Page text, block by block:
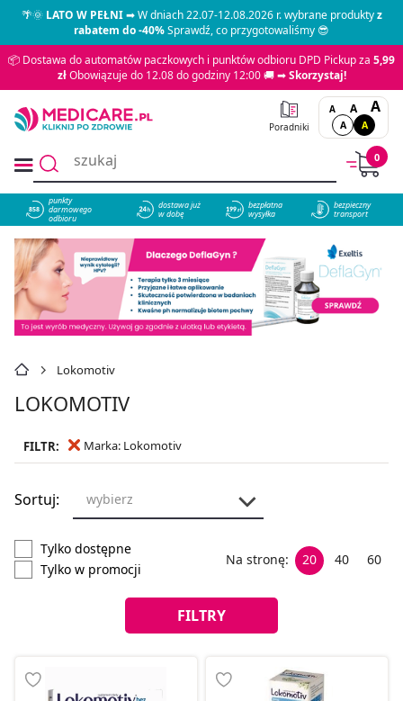
🌴🌞LATO W PEŁNI➡ W dniach 22.07-12.08.2026 r. wybrane produktyz
rabatem do -40%Sprawdź, co przygotowaliśmy 😎
📦 Dostawa do automatów paczkowych i punktów odbioru DPD Pickup za 5,99
złObowiązuje do 12.08 do godziny 12:00 🚚 ➡Skorzystaj!
Poradniki
A A A
A A
0
858
punkty
darmowego
odbioru
dostawa już
w dobę
bezpłatna
wysyłka
bezpieczny
transport
Lokomotiv
LOKOMOTIV
FILTR: Marka: Lokomotiv
Sortuj: wybierz
Tylko dostępne
Tylko w promocji
Na stronę: 20 40 60
FILTRY